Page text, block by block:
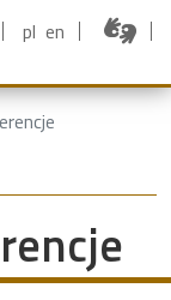
pl en